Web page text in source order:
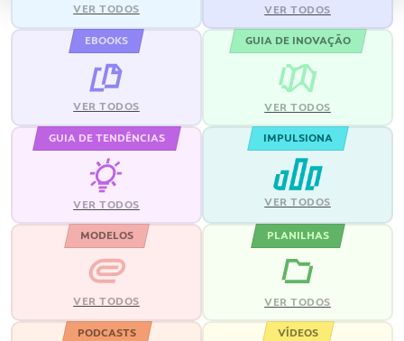
VER TODOS VER TODOS
EBOOKS
VER TODOS
GUIA DE INOVAÇÃO
VER TODOS
GUIA DE TENDÊNCIAS
VER TODOS
IMPULSIONA
VER TODOS
MODELOS
VER TODOS
PLANILHAS
VER TODOS
PODCASTS VÍDEOS